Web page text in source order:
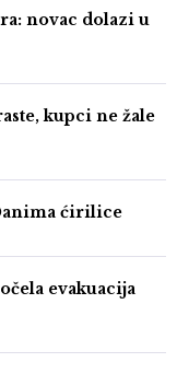
novac dolazi u
kupci ne žale
ćirilice
evakuacija